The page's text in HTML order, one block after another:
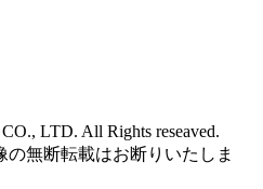
LTD. All Rights reseaved.
無断転載はお断りいたしま